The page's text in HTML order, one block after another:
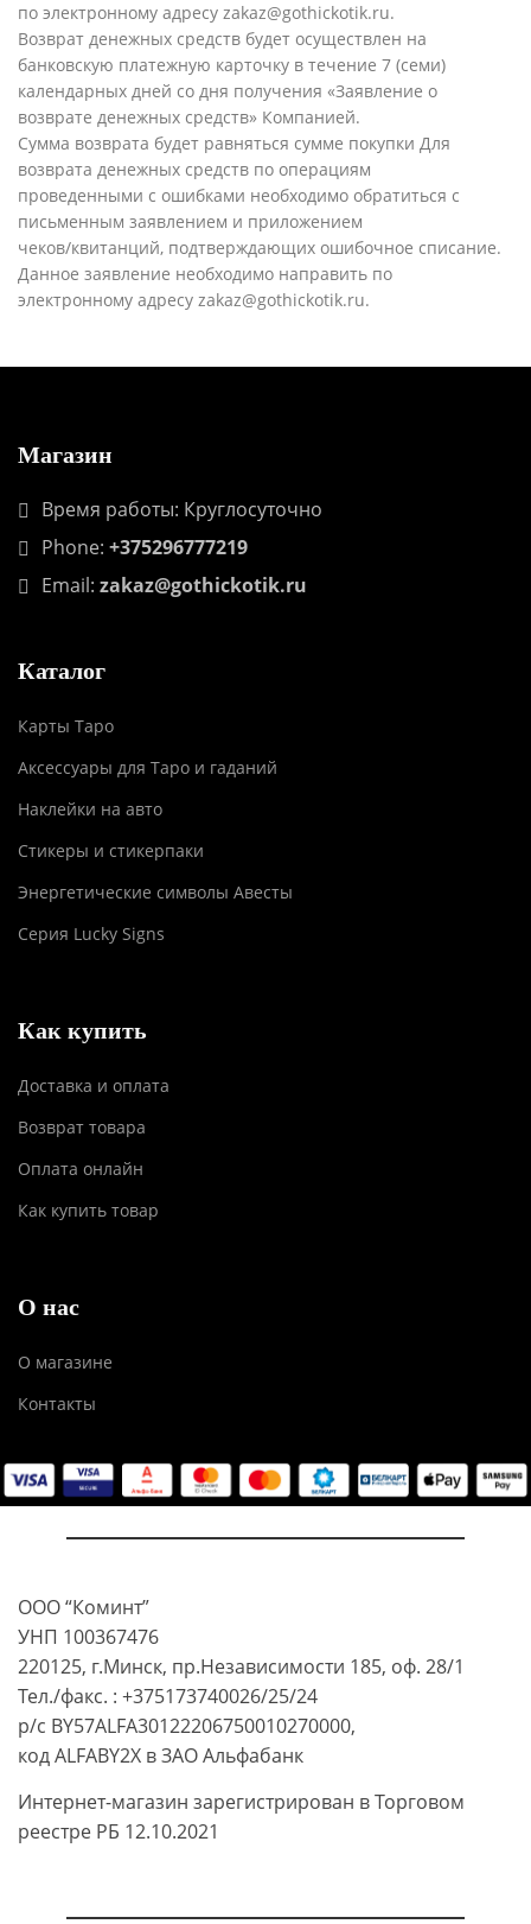
по электронному адресу zakaz@gothickotik.ru.
Возврат денежных средств будет осуществлен на
банковскую платежную карточку в течение 7 (семи)
календарных дней со дня получения «Заявление о
возврате денежных средств» Компанией.
Сумма возврата будет равняться сумме покупки Для
возврата денежных средств по операциям
проведенными с ошибками необходимо обратиться с
письменным заявлением и приложением
чеков/квитанций, подтверждающих ошибочное списание.
Данное заявление необходимо направить по
электронному адресу zakaz@gothickotik.ru.
Магазин
Время работы: Круглосуточно
Phone: +375296777219
Email: zakaz@gothickotik.ru
Каталог
Карты Таро
Аксессуары для Таро и гаданий
Наклейки на авто
Стикеры и стикерпаки
Энергетические символы Авесты
Серия Lucky Signs
Как купить
Доставка и оплата
Возврат товара
Оплата онлайн
Как купить товар
О нас
О магазине
Контакты
ООО “Коминт”
УНП 100367476
220125, г.Минск, пр.Независимости 185, оф. 28/1
Тел./факс. : +375173740026/25/24
р/с BY57ALFA30122206750010270000,
код ALFABY2X в ЗАО Альфабанк
Интернет-магазин зарегистрирован в Торговом
реестре РБ 12.10.2021